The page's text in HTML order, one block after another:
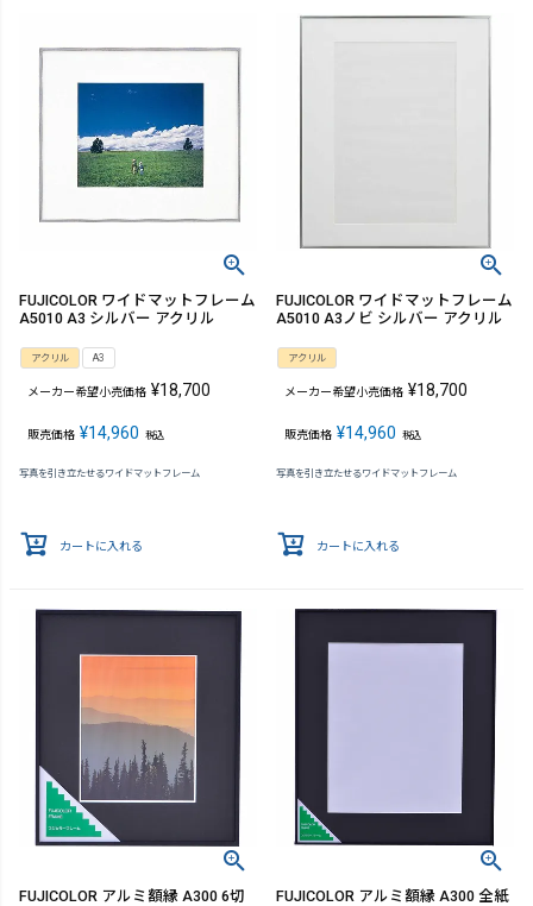
FUJICOLOR ワイドマットフレーム
A5010 A3 シルバー アクリル
アクリル A3
メーカー希望小売価格 ¥18,700
販売価格 ¥14,960 税込
写真を引き立たせるワイドマットフレーム
カートに入れる
FUJICOLOR ワイドマットフレーム
A5010 A3ノビ シルバー アクリル
アクリル
メーカー希望小売価格 ¥18,700
販売価格 ¥14,960 税込
写真を引き立たせるワイドマットフレーム
カートに入れる
FUJICOLOR アルミ額縁 A300 6切 FUJICOLOR アルミ額縁 A300 全紙